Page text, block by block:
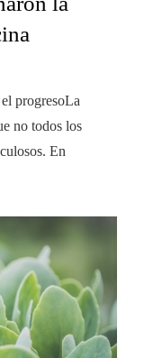
progresoLa
no todos los
En